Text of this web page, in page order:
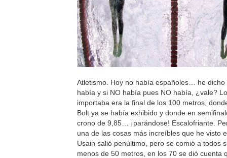
Atletismo. Hoy no había españoles… he dicho
había y si NO había pues NO había, ¿vale?
importaba era la final de los 100 metros,
Bolt ya se había exhibido y donde en
crono de 9,85… ¡parándose! Escalofriante.
una de las cosas más increíbles que he visto
Usain salió penúltimo, pero se comió a todos
menos de 50 metros, en los 70 se dió cuenta